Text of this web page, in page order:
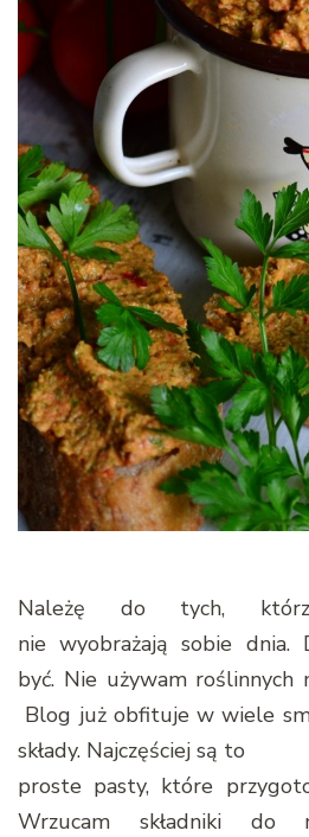
Należę do tych,
nie wyobrażają sobie dnia.
być. Nie używam roślinnych
Blog już obfituje w wiele
składy. Najczęściej są to
proste pasty, które
Wrzucam składniki do